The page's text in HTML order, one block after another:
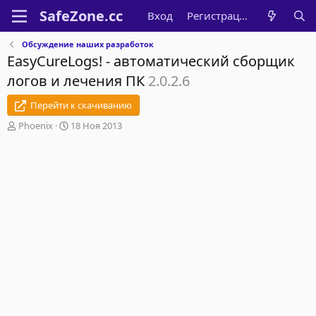
Вход Регистрация
Обсуждение наших разработок
EasyCureLogs! - автоматический сборщик
логов и лечения ПК 2.0.2.6
Перейти к скачиванию
А
Phoenix
Д
18 Ноя 2013